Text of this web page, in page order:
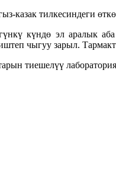
казак тилкесиндеги
күндө эл аралык
чыгуу зарыл.
тиешелүү